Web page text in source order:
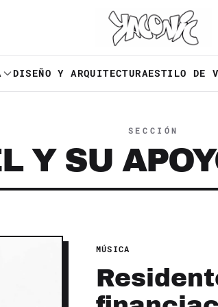
DISEÑO Y ARQUITECTURAESTILO DE
SECCIÓN
Y SU
MÚSICA